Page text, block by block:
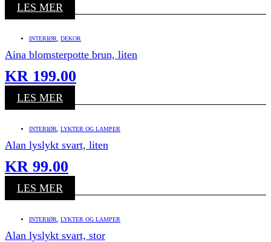
LES MER
INTERIØR DEKOR
Aina blomsterpotte brun, liten
KR 199.00
LES MER
INTERIØR LYKTER OG LAMPER
Alan lyslykt svart, liten
KR 99.00
LES MER
INTERIØR LYKTER OG LAMPER
Alan lyslykt svart, stor